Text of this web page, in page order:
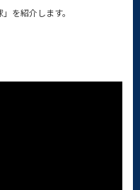
を紹介します。